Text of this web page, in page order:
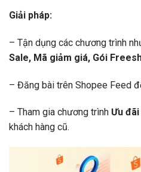
Giải pháp:
– Tận dụng các chương trình
Sale, Mã giảm giá, Gói
– Đăng bài trên Shopee Feed
– Tham gia chương trình Ưu
khách hàng cũ.